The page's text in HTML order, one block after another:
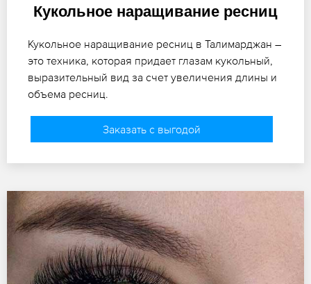
Кукольное наращивание ресниц
Кукольное наращивание ресниц в Талимарджан –
это техника, которая придает глазам кукольный,
выразительный вид за счет увеличения длины и
объема ресниц.
Заказать с выгодой